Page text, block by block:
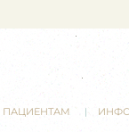
ПАЦИЕНТАМ